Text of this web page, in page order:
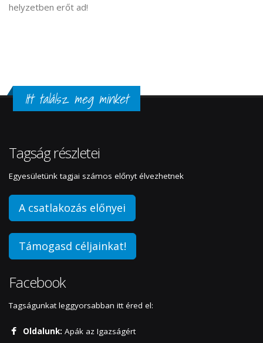
helyzetben erőt ad!
Itt találsz meg minket
Tagság részletei
Egyesületünk tagjai számos előnyt élvezhetnek
A csatlakozás előnyei
Támogasd céljainkat!
Facebook
Tagságunkat leggyorsabban itt éred el:
Oldalunk: Apák az Igazságért